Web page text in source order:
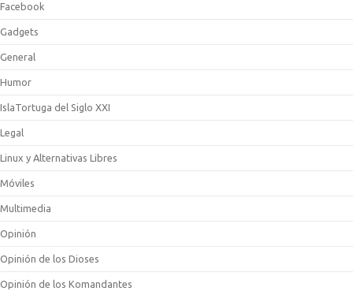
Facebook
Gadgets
General
Humor
IslaTortuga del Siglo XXI
Legal
Linux y Alternativas Libres
Móviles
Multimedia
Opinión
Opinión de los Dioses
Opinión de los Komandantes